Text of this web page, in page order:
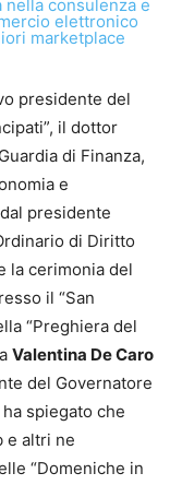
presidente del
il dottor
di Finanza,
e
presidente
di Diritto
la cerimonia del
il “San
“Preghiera del
Valentina De Caro
del Governatore
spiegato che
e altri ne
“Domeniche in